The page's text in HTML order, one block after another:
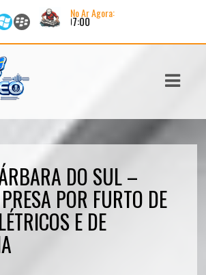
No Ar Agora:
DO SUL –
POR FURTO DE
E DE